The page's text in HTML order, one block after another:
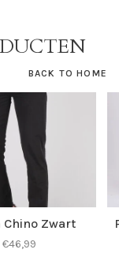
BACK TO HOME
Chino Zwart
€46,99